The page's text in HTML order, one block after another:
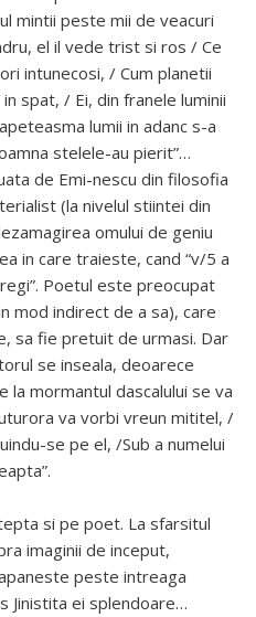
mintii peste mii de veacuri
el il vede trist si ros / Ce
intunecosi, / Cum planetii
spat, / Ei, din franele luminii
lumii in adanc s-a
stelele-au pierit”…
de Emi-nescu din filosofia
(la nivelul stiintei din
omului de geniu
in care traieste, cand “v/5 a
Poetul este preocupat
mod indirect de a sa), care
sa fie pretuit de urmasi. Dar
se inseala, deoarece
la mormantul dascalului se va
va vorbi vreun mititel, /
se pe el, /Sub a numelui
si pe poet. La sfarsitul
imaginii de inceput,
peste intreaga
Jinistita ei splendoare…